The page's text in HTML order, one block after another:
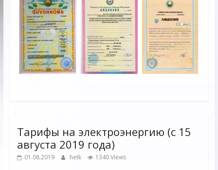
Тарифы на электроэнергию (с 15
августа 2019 года)
01.08.2019 hetk 1340 Views